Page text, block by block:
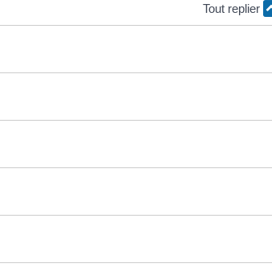
Tout replier